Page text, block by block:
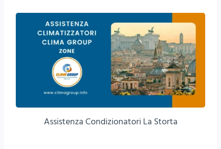
Assistenza Condizionatori La Storta